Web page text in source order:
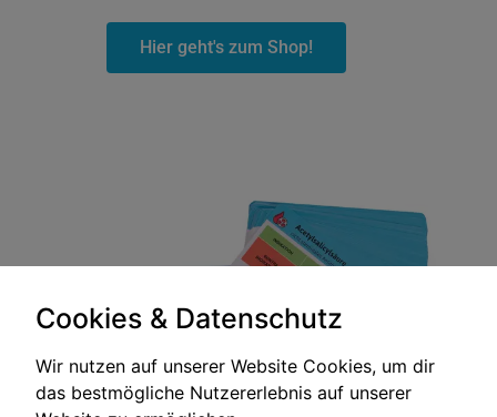
Hier geht's zum Shop!
Cookies & Datenschutz
Wir nutzen auf unserer Website Cookies, um dir
das bestmögliche Nutzererlebnis auf unserer